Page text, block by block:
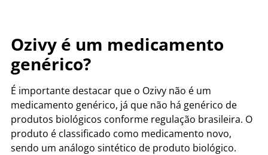
Ozivy é um medicamento
genérico?
É importante destacar que o Ozivy não é um
medicamento genérico, já que não há genérico de
produtos biológicos conforme regulação brasileira. O
produto é classificado como medicamento novo,
sendo um análogo sintético de produto biológico.